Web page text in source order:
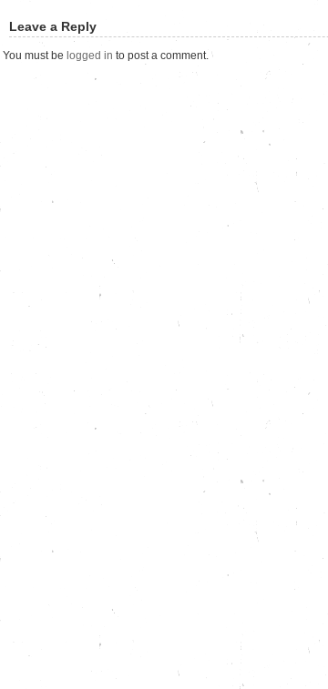
Leave a Reply
You must be logged in to post a comment.